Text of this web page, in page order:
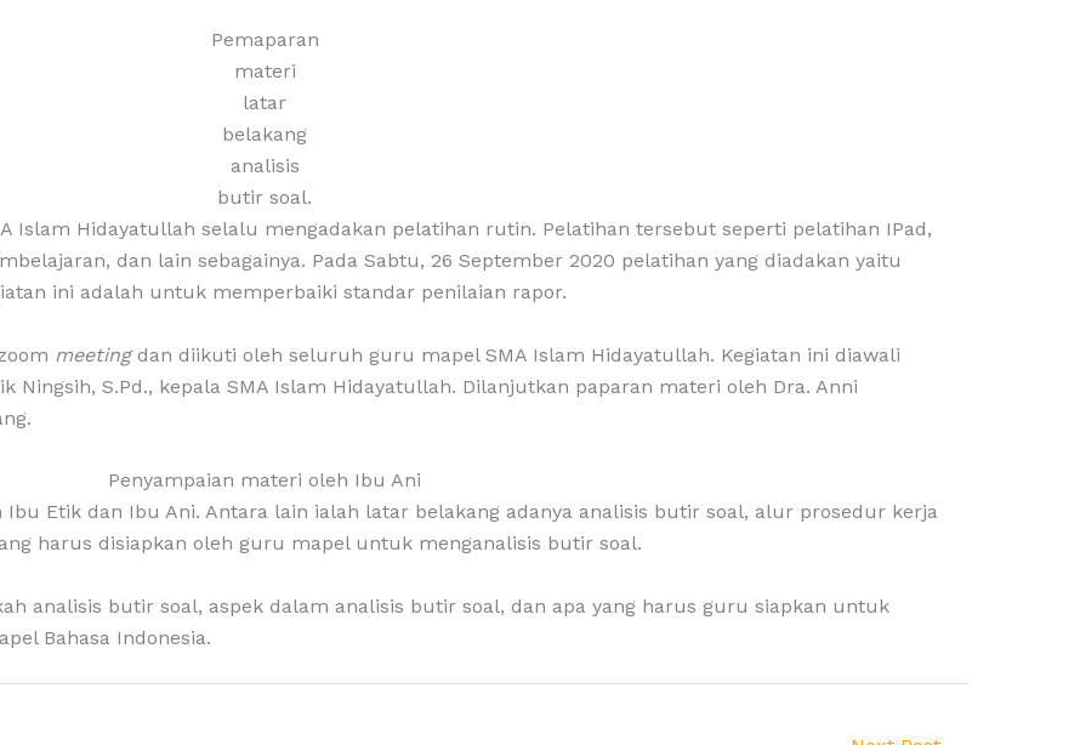
Pemaparan
materi
latar
belakang
analisis
butir soal.
Islam Hidayatullah selalu mengadakan pelatihan rutin. Pelatihan tersebut seperti pelatihan IPad,
dan lain sebagainya. Pada Sabtu, 26 September 2020 pelatihan yang diadakan yaitu
ini adalah untuk memperbaiki standar penilaian rapor.
meetingdan diikuti oleh seluruh guru mapel SMA Islam Hidayatullah. Kegiatan ini diawali
Ningsih, S.Pd., kepala SMA Islam Hidayatullah. Dilanjutkan paparan materi oleh Dra. Anni
Penyampaian materi oleh Ibu Ani
Etik dan Ibu Ani. Antara lain ialah latar belakang adanya analisis butir soal, alur prosedur kerja
harus disiapkan oleh guru mapel untuk menganalisis butir soal.
analisis butir soal, aspek dalam analisis butir soal, dan apa yang harus guru siapkan untuk
Bahasa Indonesia.